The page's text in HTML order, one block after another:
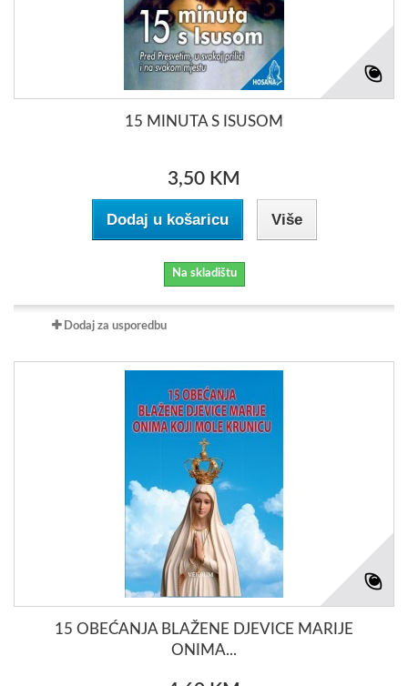
15 MINUTA S ISUSOM
3,50 KM
Dodaj u košaricu Više
Na skladištu
Dodaj za usporedbu
15 OBEĆANJA BLAŽENE DJEVICE MARIJE
ONIMA...